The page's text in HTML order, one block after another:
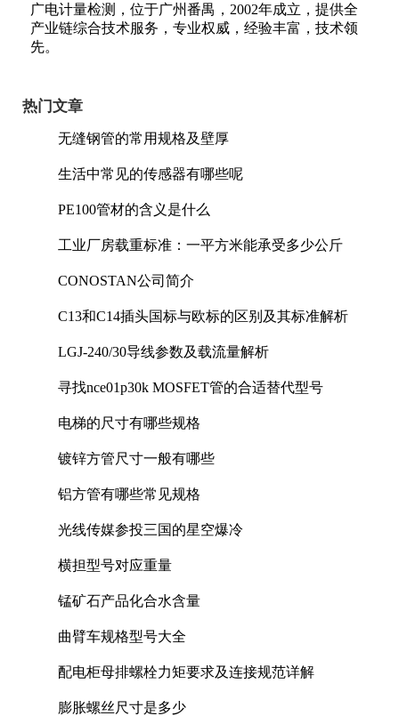
广电计量检测，位于广州番禺，2002年成立，提供全
产业链综合技术服务，专业权威，经验丰富，技术领
先。
热门文章
无缝钢管的常用规格及壁厚
生活中常见的传感器有哪些呢
PE100管材的含义是什么
工业厂房载重标准：一平方米能承受多少公斤
CONOSTAN公司简介
C13和C14插头国标与欧标的区别及其标准解析
LGJ-240/30导线参数及载流量解析
寻找nce01p30k MOSFET管的合适替代型号
电梯的尺寸有哪些规格
镀锌方管尺寸一般有哪些
铝方管有哪些常见规格
光线传媒参投三国的星空爆冷
横担型号对应重量
锰矿石产品化合水含量
曲臂车规格型号大全
配电柜母排螺栓力矩要求及连接规范详解
膨胀螺丝尺寸是多少